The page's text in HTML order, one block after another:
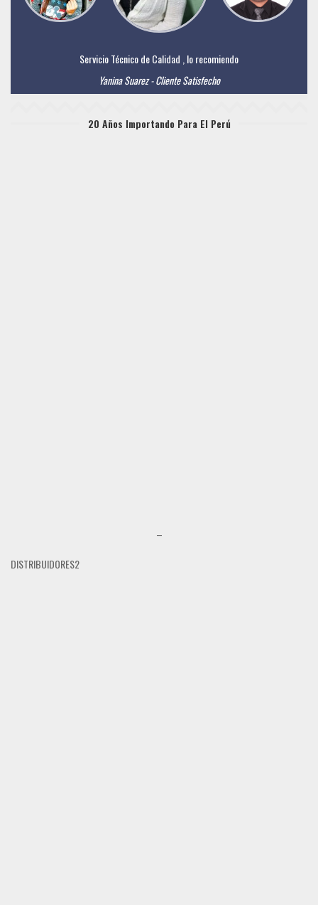
Servicio Técnico de Calidad , lo recomiendo
Yanina Suarez - Cliente Satisfecho
20 Años Importando Para El Perú
–
DISTRIBUIDORES2